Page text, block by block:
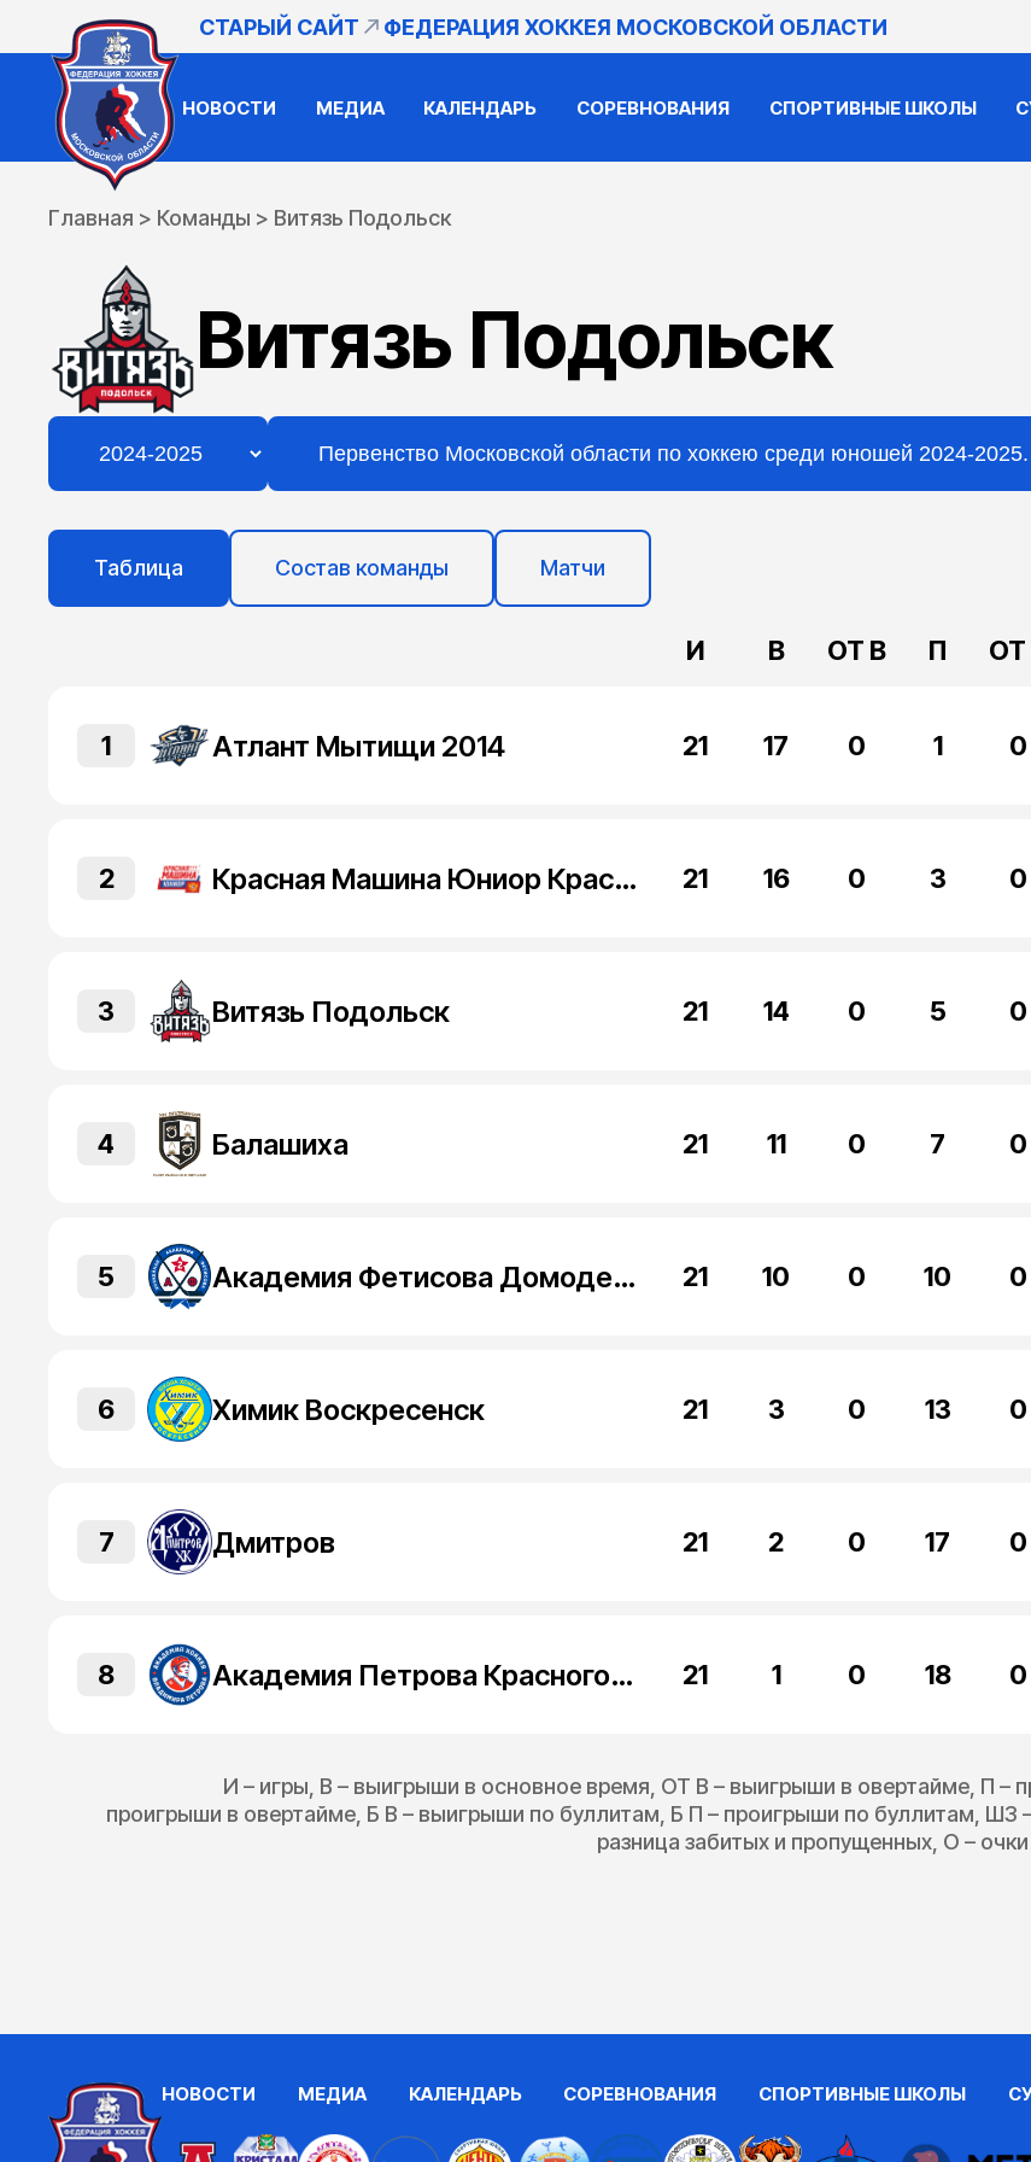
СТАРЫЙ САЙТ ФЕДЕРАЦИЯ ХОККЕЯ МОСКОВСКОЙ ОБЛАСТИ
НОВОСТИ МЕДИА КАЛЕНДАРЬ СОРЕВНОВАНИЯ СПОРТИВНЫЕ ШКОЛЫ
Главная > Команды > Витязь Подольск
Витязь Подольск
Таблица Состав команды Матчи
И В ОТ В П ОТ
1 Атлант Мытищи 2014 21 17 0 1 0
2 Красная Машина Юниор Красногорск 21 16 0 3 0
3 Витязь Подольск 21 14 0 5 0
4 Балашиха 21 11 0 7 0
5 Академия Фетисова Домодедово 21 10 0 10 0
6 Химик Воскресенск 21 3 0 13 0
7 Дмитров 21 2 0 17 0
8 Академия Петрова Красногорск 21 1 0 18 0
И – игры, В – выигрыши в основное время, ОТ В – выигрыши в овертайме, П –
проигрыши в овертайме, Б В – выигрыши по буллитам, Б П – проигрыши по буллитам,
разница забитых и пропущенных, О – очки
НОВОСТИ МЕДИА КАЛЕНДАРЬ СОРЕВНОВАНИЯ СПОРТИВНЫЕ ШКОЛЫ